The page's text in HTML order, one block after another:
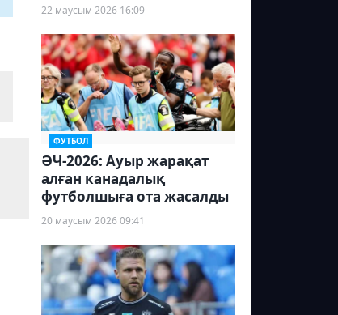
22 маусым 2026 16:09
ФУТБОЛ
ӘЧ-2026: Ауыр жарақат
алған канадалық
футболшыға ота жасалды
20 маусым 2026 09:41